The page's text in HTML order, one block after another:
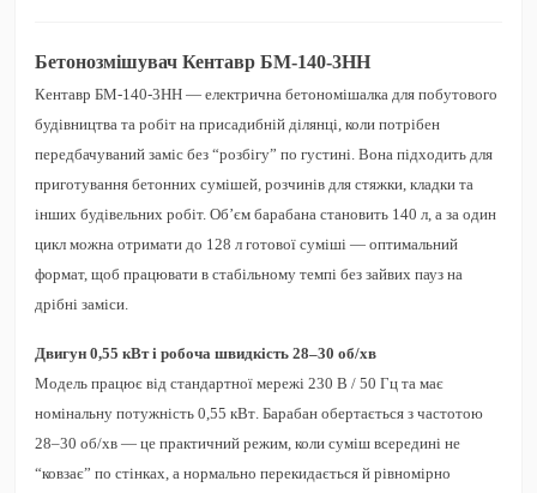
Бетонозмішувач Кентавр БМ-140-3НН
Кентавр БМ-140-3НН — електрична бетономішалка для побутового
будівництва та робіт на присадибній ділянці, коли потрібен
передбачуваний заміс без “розбігу” по густині. Вона підходить для
приготування бетонних сумішей, розчинів для стяжки, кладки та
інших будівельних робіт. Об’єм барабана становить 140 л, а за один
цикл можна отримати до 128 л готової суміші — оптимальний
формат, щоб працювати в стабільному темпі без зайвих пауз на
дрібні заміси.
Двигун 0,55 кВт і робоча швидкість 28–30 об/хв
Модель працює від стандартної мережі 230 В / 50 Гц та має
номінальну потужність 0,55 кВт. Барабан обертається з частотою
28–30 об/хв — це практичний режим, коли суміш всередині не
“ковзає” по стінках, а нормально перекидається й рівномірно